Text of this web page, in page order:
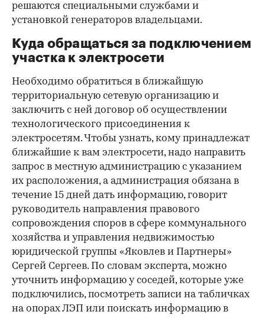
решаются специальными службами и
установкой генераторов владельцами.
Куда обращаться за подключением
участка к электросети
Необходимо обратиться в ближайшую
территориальную сетевую организацию и
заключить с ней договор об осуществлении
технологического присоединения к
электросетям. Чтобы узнать, кому принадлежат
ближайшие к вам электросети, надо направить
запрос в местную администрацию с указанием
их расположения, а администрация обязана в
течение 15 дней дать информацию, говорит
руководитель направления правового
сопровождения споров в сфере коммунального
хозяйства и управления недвижимостью
юридической группы «Яковлев и Партнеры»
Сергей Сергеев. По словам эксперта, можно
уточнить информацию у соседей, которые уже
подключились, посмотреть записи на табличках
на опорах ЛЭП или поискать информацию в